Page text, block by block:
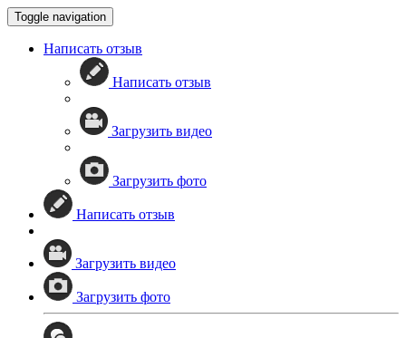
Toggle navigation
Написать отзыв
Написать отзыв
Загрузить видео
Загрузить фото
Написать отзыв
Загрузить видео
Загрузить фото